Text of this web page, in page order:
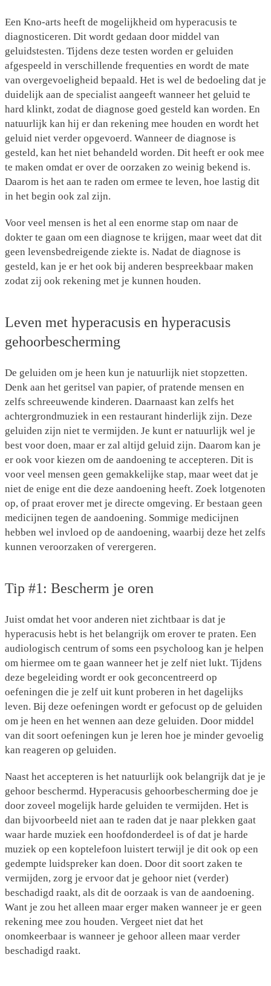
Een Kno-arts heeft de mogelijkheid om hyperacusis te
diagnosticeren. Dit wordt gedaan door middel van
geluidstesten. Tijdens deze testen worden er geluiden
afgespeeld in verschillende frequenties en wordt de mate
van overgevoeligheid bepaald. Het is wel de bedoeling dat je
duidelijk aan de specialist aangeeft wanneer het geluid te
hard klinkt, zodat de diagnose goed gesteld kan worden. En
natuurlijk kan hij er dan rekening mee houden en wordt het
geluid niet verder opgevoerd. Wanneer de diagnose is
gesteld, kan het niet behandeld worden. Dit heeft er ook mee
te maken omdat er over de oorzaken zo weinig bekend is.
Daarom is het aan te raden om ermee te leven, hoe lastig dit
in het begin ook zal zijn.
Voor veel mensen is het al een enorme stap om naar de
dokter te gaan om een diagnose te krijgen, maar weet dat dit
geen levensbedreigende ziekte is. Nadat de diagnose is
gesteld, kan je er het ook bij anderen bespreekbaar maken
zodat zij ook rekening met je kunnen houden.
Leven met hyperacusis en hyperacusis
gehoorbescherming
De geluiden om je heen kun je natuurlijk niet stopzetten.
Denk aan het geritsel van papier, of pratende mensen en
zelfs schreeuwende kinderen. Daarnaast kan zelfs het
achtergrondmuziek in een restaurant hinderlijk zijn. Deze
geluiden zijn niet te vermijden. Je kunt er natuurlijk wel je
best voor doen, maar er zal altijd geluid zijn. Daarom kan je
er ook voor kiezen om de aandoening te accepteren. Dit is
voor veel mensen geen gemakkelijke stap, maar weet dat je
niet de enige ent die deze aandoening heeft. Zoek lotgenoten
op, of praat erover met je directe omgeving. Er bestaan geen
medicijnen tegen de aandoening. Sommige medicijnen
hebben wel invloed op de aandoening, waarbij deze het zelfs
kunnen veroorzaken of verergeren.
Tip #1: Bescherm je oren
Juist omdat het voor anderen niet zichtbaar is dat je
hyperacusis hebt is het belangrijk om erover te praten. Een
audiologisch centrum of soms een psycholoog kan je helpen
om hiermee om te gaan wanneer het je zelf niet lukt. Tijdens
deze begeleiding wordt er ook geconcentreerd op
oefeningen die je zelf uit kunt proberen in het dagelijks
leven. Bij deze oefeningen wordt er gefocust op de geluiden
om je heen en het wennen aan deze geluiden. Door middel
van dit soort oefeningen kun je leren hoe je minder gevoelig
kan reageren op geluiden.
Naast het accepteren is het natuurlijk ook belangrijk dat je je
gehoor beschermd. Hyperacusis gehoorbescherming doe je
door zoveel mogelijk harde geluiden te vermijden. Het is
dan bijvoorbeeld niet aan te raden dat je naar plekken gaat
waar harde muziek een hoofdonderdeel is of dat je harde
muziek op een koptelefoon luistert terwijl je dit ook op een
gedempte luidspreker kan doen. Door dit soort zaken te
vermijden, zorg je ervoor dat je gehoor niet (verder)
beschadigd raakt, als dit de oorzaak is van de aandoening.
Want je zou het alleen maar erger maken wanneer je er geen
rekening mee zou houden. Vergeet niet dat het
onomkeerbaar is wanneer je gehoor alleen maar verder
beschadigd raakt.